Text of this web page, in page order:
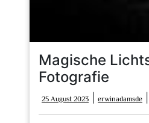
Magische
Fotografie
25 August 2023
August
2023
erwinadamsde